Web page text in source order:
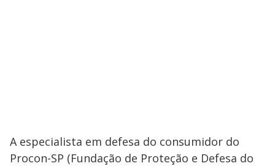
A especialista em defesa do consumidor do
Procon-SP (Fundação de Proteção e Defesa do